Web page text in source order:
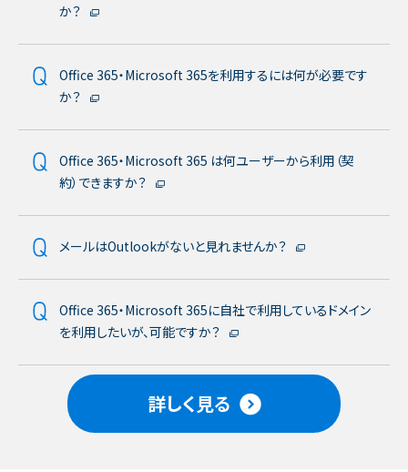
か？
Office 365・Microsoft 365を利用するには何が必要です
か？
Office 365・Microsoft 365 は何ユーザーから利用（契
約）できますか？
メールはOutlookがないと見れませんか？
Office 365・Microsoft 365に自社で利用しているドメイン
を利用したいが、可能ですか？
詳しく見る